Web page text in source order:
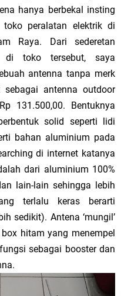
hanya berbekal insting
toko peralatan elektrik di
Raya. Dari sederetan
di toko tersebut, saya
antenna tanpa merk
antenna outdoor
131.500,00. Bentuknya
solid seperti lidi
bahan aluminium pada
di internet katanya
dari aluminium 100%
lain-lain sehingga lebih
terlalu keras berarti
sedikit). Antena ‘mungil’
hitam yang menempel
sebagai booster dan